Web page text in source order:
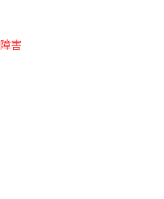
害